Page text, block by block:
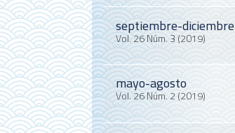
septiembre-diciembre
Vol. 26 Núm. 3 (2019)
mayo-agosto
Vol. 26 Núm. 2 (2019)